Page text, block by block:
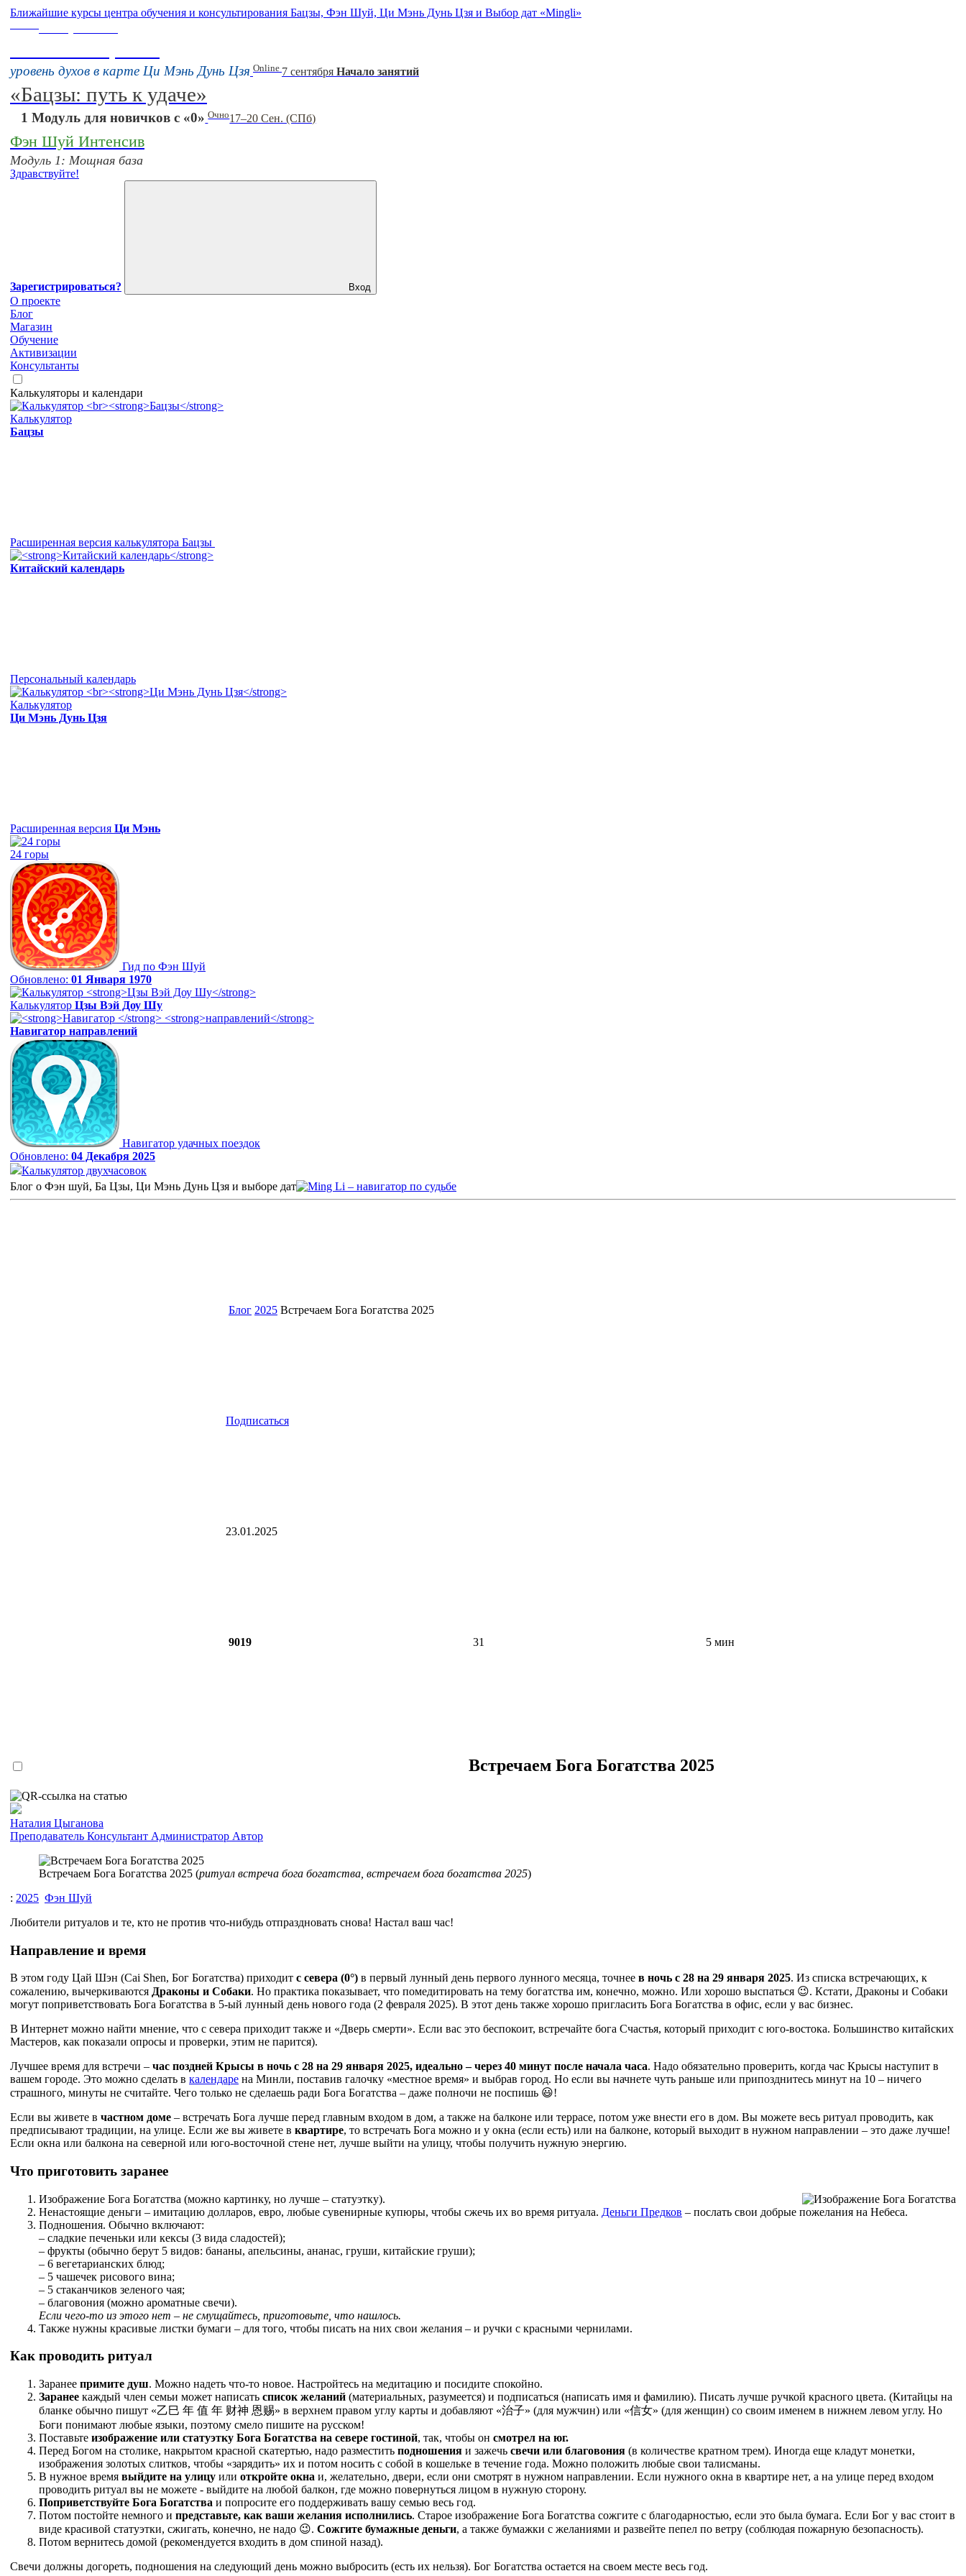
Ближайшие курсы центра обучения и консультирования Бацзы, Фэн Шуй, Ци Мэнь Дунь Цзя и Выбор дат «Mingli»
уровень духов в карте Ци Мэнь Дунь Цзя Online 7 сентября Начало занятий
«Бацзы: путь к удаче»
1 Модуль для новичков с «0» Очно17–20 Сен. (СПб)
Фэн Шуй Интенсив
Модуль 1: Мощная база
Здравствуйте!
Зарегистрироваться? Вход
О проекте
Блог
Магазин
Обучение
Активизации
Консультанты
Калькуляторы и календари
Калькулятор
Бацзы
Расширенная версия калькулятора Бацзы
Китайский календарь
Персональный календарь
Калькулятор
Ци Мэнь Дунь Цзя
Расширенная версия Ци Мэнь
24 горы
Гид по Фэн Шуй
Обновлено: 01 Января 1970
Калькулятор Цзы Вэй Доу Шу
Навигатор направлений
Навигатор удачных поездок
Обновлено: 04 Декабря 2025
Калькулятор двухчасовок
Блог о Фэн шуй, Ба Цзы, Ци Мэнь Дунь Цзя и выборе дат
Блог 2025 Встречаем Бога Богатства 2025
Подписаться
23.01.2025
9019 31 5 мин
Встречаем Бога Богатства 2025
Наталия Цыганова
Преподаватель Консультант Администратор Автор
Встречаем Бога Богатства 2025 (ритуал встреча бога богатства, встречаем бога богатства 2025)
: 2025 Фэн Шуй
Любители ритуалов и те, кто не против что-нибудь отпраздновать снова! Настал ваш час!
Направление и время
В этом году Цай Шэн (Cai Shen, Бог Богатства) приходит с севера (0°) в первый лунный день первого лунного месяца, точнее в ночь с 28 на 29 января 2025. Из списка встречающих, к
сожалению, вычеркиваются Драконы и Собаки. Но практика показывает, что помедитировать на тему богатства им, конечно, можно. Или хорошо выспаться 😉. Кстати, Драконы и Собаки
могут поприветствовать Бога Богатства в 5-ый лунный день нового года (2 февраля 2025). В этот день также хорошо пригласить Бога Богатства в офис, если у вас бизнес.
В Интернет можно найти мнение, что с севера приходит также и «Дверь смерти». Если вас это беспокоит, встречайте бога Счастья, который приходит с юго-востока. Большинство китайских
Мастеров, как показали опросы и проверки, этим не парится).
Лучшее время для встречи – час поздней Крысы в ночь с 28 на 29 января 2025, идеально – через 40 минут после начала часа. Надо обязательно проверить, когда час Крысы наступит в
вашем городе. Это можно сделать в календаре на Минли, поставив галочку «местное время» и выбрав город. Но если вы начнете чуть раньше или припозднитесь минут на 10 – ничего
страшного, минуты не считайте. Чего только не сделаешь ради Бога Богатства – даже полночи не поспишь 😃!
Если вы живете в частном доме – встречать Бога лучше перед главным входом в дом, а также на балконе или террасе, потом уже внести его в дом. Вы можете весь ритуал проводить, как
предписывают традиции, на улице. Если же вы живете в квартире, то встречать Бога можно и у окна (если есть) или на балконе, который выходит в нужном направлении – это даже лучше!
Если окна или балкона на северной или юго-восточной стене нет, лучше выйти на улицу, чтобы получить нужную энергию.
Что приготовить заранее
Изображение Бога Богатства (можно картинку, но лучше – статуэтку).
Ненастоящие деньги – имитацию долларов, евро, любые сувенирные купюры, чтобы сжечь их во время ритуала. Деньги Предков – послать свои добрые пожелания на Небеса.
Подношения. Обычно включают:
– сладкие печеньки или кексы (3 вида сладостей);
– фрукты (обычно берут 5 видов: бананы, апельсины, ананас, груши, китайские груши);
– 6 вегетарианских блюд;
– 5 чашечек рисового вина;
– 5 стаканчиков зеленого чая;
– благовония (можно ароматные свечи).
Если чего-то из этого нет – не смущайтесь, приготовьте, что нашлось.
Также нужны красивые листки бумаги – для того, чтобы писать на них свои желания – и ручки с красными чернилами.
Как проводить ритуал
Заранее примите душ. Можно надеть что-то новое. Настройтесь на медитацию и посидите спокойно.
Заранее каждый член семьи может написать список желаний (материальных, разумеется) и подписаться (написать имя и фамилию). Писать лучше ручкой красного цвета. (Китайцы на
бланке обычно пишут «乙巳 年 值 年 财神 恩赐» в верхнем правом углу карты и добавляют «治子» (для мужчин) или «信女» (для женщин) со своим именем в нижнем левом углу. Но
Боги понимают любые языки, поэтому смело пишите на русском!
Поставьте изображение или статуэтку Бога Богатства на севере гостиной, так, чтобы он смотрел на юг.
Перед Богом на столике, накрытом красной скатертью, надо разместить подношения и зажечь свечи или благовония (в количестве кратном трем). Иногда еще кладут монетки,
изображения золотых слитков, чтобы «зарядить» их и потом носить с собой в кошельке в течение года. Можно положить любые свои талисманы.
В нужное время выйдите на улицу или откройте окна и, желательно, двери, если они смотрят в нужном направлении. Если нужного окна в квартире нет, а на улице перед входом
проводить ритуал вы не можете - выйдите на любой балкон, где можно повернуться лицом в нужную сторону.
Поприветствуйте Бога Богатства и попросите его поддерживать вашу семью весь год.
Потом постойте немного и представьте, как ваши желания исполнились. Старое изображение Бога Богатства сожгите с благодарностью, если это была бумага. Если Бог у вас стоит в
виде красивой статуэтки, сжигать, конечно, не надо 😉. Сожгите бумажные деньги, а также бумажки с желаниями и развейте пепел по ветру (соблюдая пожарную безопасность).
Потом вернитесь домой (рекомендуется входить в дом спиной назад).
Свечи должны догореть, подношения на следующий день можно выбросить (есть их нельзя). Бог Богатства остается на своем месте весь год.